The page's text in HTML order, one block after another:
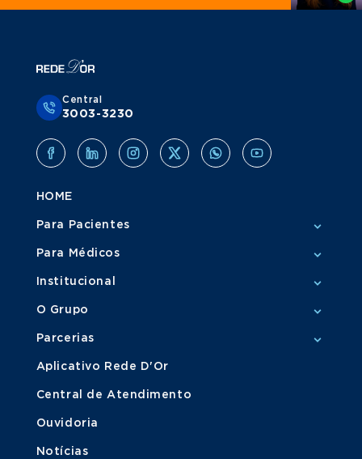
Central
3003-3230
HOME
Para Pacientes
Para Médicos
Institucional
O Grupo
Parcerias
Aplicativo Rede D'Or
Central de Atendimento
Ouvidoria
Notícias